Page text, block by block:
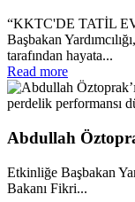
“KKTC'DE TATİL
Başbakan
tarafından hayata...
Read more
Abdullah
Etkinliğe Başbakan
Bakanı Fikri...